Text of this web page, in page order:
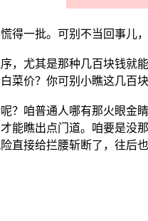
得一批。可别不当回事儿
，尤其是那种几百块钱就
菜价？你可别小瞧这几百
？咱普通人哪有那火眼金
能瞧出点门道。咱要是没
直接给拦腰斩断了，往后